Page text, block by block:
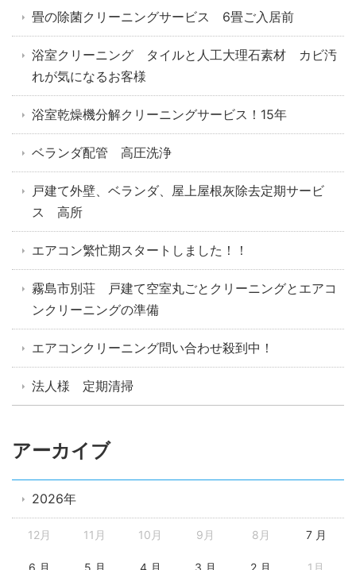
畳の除菌クリーニングサービス 6畳ご入居前
浴室クリーニング タイルと人工大理石素材 カビ汚
れが気になるお客様
浴室乾燥機分解クリーニングサービス！15年
ベランダ配管 高圧洗浄
戸建て外壁、ベランダ、屋上屋根灰除去定期サービ
ス 高所
エアコン繁忙期スタートしました！！
霧島市別荘 戸建て空室丸ごとクリーニングとエアコ
ンクリーニングの準備
エアコンクリーニング問い合わせ殺到中！
法人様 定期清掃
アーカイブ
2026年
12月 11月 10月 9月 8月 7 月
6 月 5 月 4 月 3 月 2 月 1月